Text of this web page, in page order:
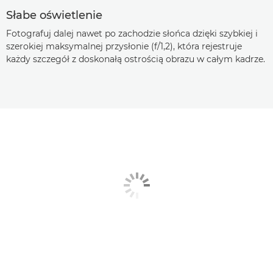
Słabe oświetlenie
Fotografuj dalej nawet po zachodzie słońca dzięki szybkiej i
szerokiej maksymalnej przysłonie (f/1,2), która rejestruje
każdy szczegół z doskonałą ostrością obrazu w całym kadrze.